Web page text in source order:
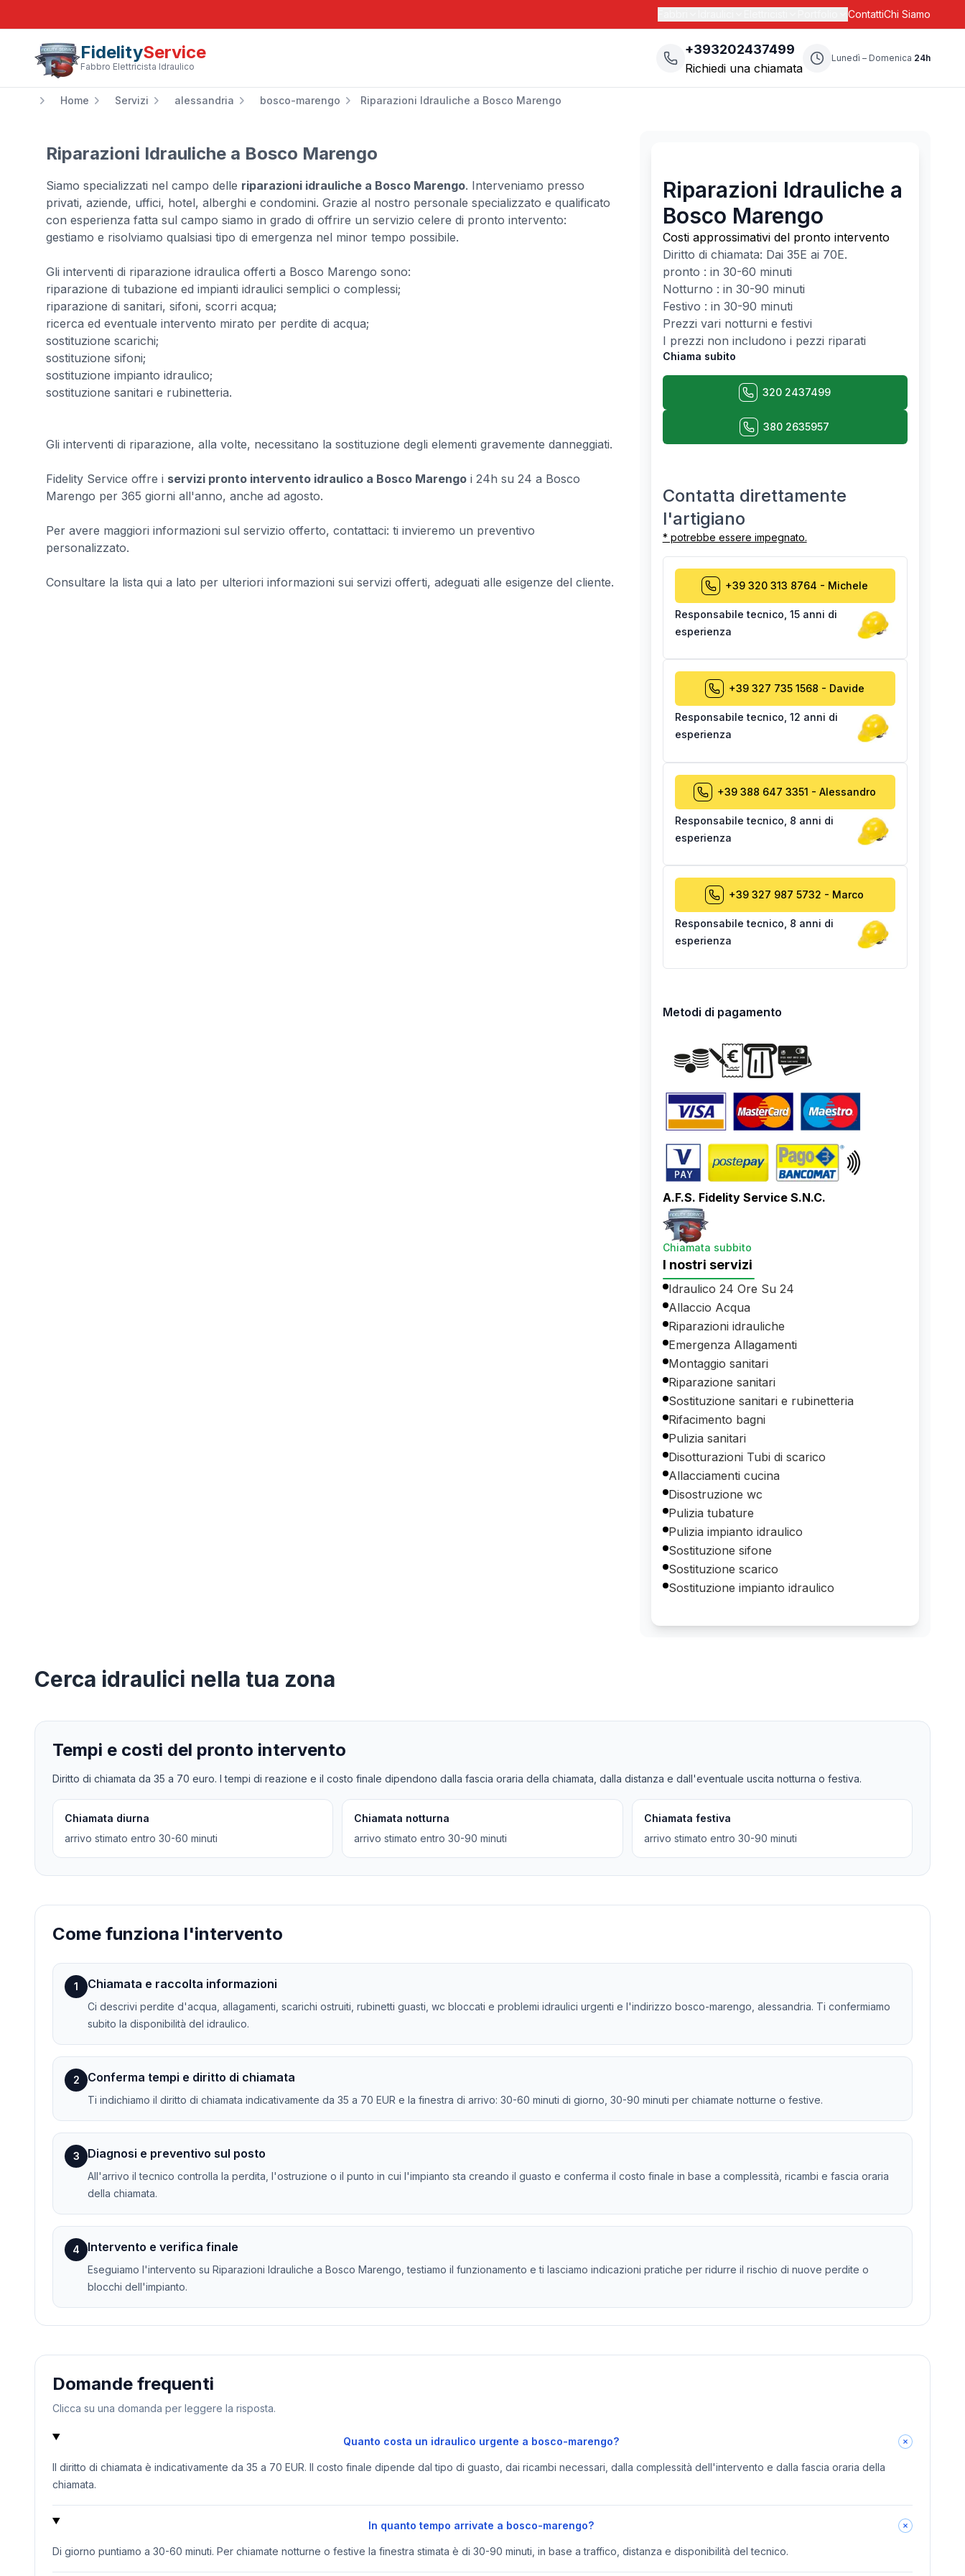
ContattiChi Siamo
FidelityService
Fabbro Elettricista Idraulico
+393202437499
Richiedi una chiamata
Lunedì – Domenica 24h
Home Servizi alessandria bosco-marengo Riparazioni Idrauliche a Bosco Marengo
Riparazioni Idrauliche a Bosco Marengo
Siamo specializzati nel campo delle riparazioni idrauliche a Bosco Marengo. Interveniamo presso
privati, aziende, uffici, hotel, alberghi e condomini. Grazie al nostro personale specializzato e qualificato
con esperienza fatta sul campo siamo in grado di offrire un servizio celere di pronto intervento:
gestiamo e risolviamo qualsiasi tipo di emergenza nel minor tempo possibile.
Gli interventi di riparazione idraulica offerti a Bosco Marengo sono:
riparazione di tubazione ed impianti idraulici semplici o complessi;
riparazione di sanitari, sifoni, scorri acqua;
ricerca ed eventuale intervento mirato per perdite di acqua;
sostituzione scarichi;
sostituzione sifoni;
sostituzione impianto idraulico;
sostituzione sanitari e rubinetteria.
Gli interventi di riparazione, alla volte, necessitano la sostituzione degli elementi gravemente danneggiati.
Fidelity Service offre i servizi pronto intervento idraulico a Bosco Marengo i 24h su 24 a Bosco
Marengo per 365 giorni all'anno, anche ad agosto.
Per avere maggiori informazioni sul servizio offerto, contattaci: ti invieremo un preventivo
personalizzato.
Consultare la lista qui a lato per ulteriori informazioni sui servizi offerti, adeguati alle esigenze del cliente.
Riparazioni Idrauliche a
Bosco Marengo
Costi approssimativi del pronto intervento
Diritto di chiamata: Dai 35E ai 70E.
pronto : in 30-60 minuti
Notturno : in 30-90 minuti
Festivo : in 30-90 minuti
Prezzi vari notturni e festivi
I prezzi non includono i pezzi riparati
Chiama subito
320 2437499
380 2635957
Contatta direttamente
l'artigiano
* potrebbe essere impegnato.
+39 320 313 8764 - Michele
Responsabile tecnico 15 anni di
esperienza
+39 327 735 1568 - Davide
Responsabile tecnico 12 anni di
esperienza
+39 388 647 3351 - Alessandro
Responsabile tecnico 8 anni di
esperienza
+39 327 987 5732 - Marco
Responsabile tecnico 8 anni di
esperienza
Metodi di pagamento
A.F.S. Fidelity Service S.N.C.
Chiamata subbito
I nostri servizi
Idraulico 24 Ore Su 24
Allaccio Acqua
Riparazioni idrauliche
Emergenza Allagamenti
Montaggio sanitari
Riparazione sanitari
Sostituzione sanitari e rubinetteria
Rifacimento bagni
Pulizia sanitari
Disotturazioni Tubi di scarico
Allacciamenti cucina
Disostruzione wc
Pulizia tubature
Pulizia impianto idraulico
Sostituzione sifone
Sostituzione scarico
Sostituzione impianto idraulico
Cerca idraulici nella tua zona
Tempi e costi del pronto intervento
Diritto di chiamata da 35 a 70 euro. I tempi di reazione e il costo finale dipendono dalla fascia oraria della chiamata, dalla distanza e dall'eventuale uscita notturna o festiva.
Chiamata diurna
arrivo stimato entro 30-60 minuti
Chiamata notturna
arrivo stimato entro 30-90 minuti
Chiamata festiva
arrivo stimato entro 30-90 minuti
Come funziona l'intervento
1 Chiamata e raccolta informazioni
Ci descrivi perdite d'acqua, allagamenti, scarichi ostruiti, rubinetti guasti, wc bloccati e problemi idraulici urgenti e l'indirizzo bosco-marengo, alessandria. Ti confermiamo
subito la disponibilità del idraulico.
2 Conferma tempi e diritto di chiamata
Ti indichiamo il diritto di chiamata indicativamente da 35 a 70 EUR e la finestra di arrivo: 30-60 minuti di giorno, 30-90 minuti per chiamate notturne o festive.
3 Diagnosi e preventivo sul posto
All'arrivo il tecnico controlla la perdita, l'ostruzione o il punto in cui l'impianto sta creando il guasto e conferma il costo finale in base a complessità, ricambi e fascia oraria
della chiamata.
4 Intervento e verifica finale
Eseguiamo l'intervento su Riparazioni Idrauliche a Bosco Marengo, testiamo il funzionamento e ti lasciamo indicazioni pratiche per ridurre il rischio di nuove perdite o
blocchi dell'impianto.
Domande frequenti
Clicca su una domanda per leggere la risposta.
Quanto costa un idraulico urgente a bosco-marengo?
Il diritto di chiamata è indicativamente da 35 a 70 EUR. Il costo finale dipende dal tipo di guasto, dai ricambi necessari, dalla complessità dell'intervento e dalla fascia oraria della
chiamata.
In quanto tempo arrivate a bosco-marengo?
Di giorno puntiamo a 30-60 minuti. Per chiamate notturne o festive la finestra stimata è di 30-90 minuti, in base a traffico, distanza e disponibilità del tecnico.